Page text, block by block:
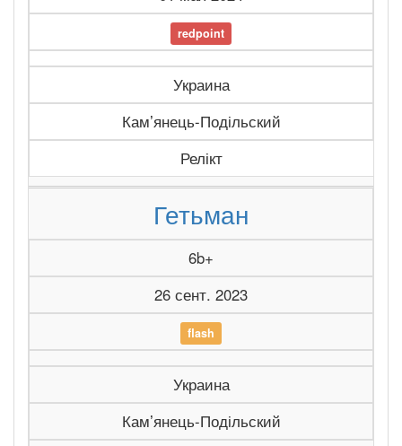
redpoint
Украина
Камʼянець-Подільский
Релікт
Гетьман
6b+
26 сент. 2023
flash
Украина
Камʼянець-Подільский